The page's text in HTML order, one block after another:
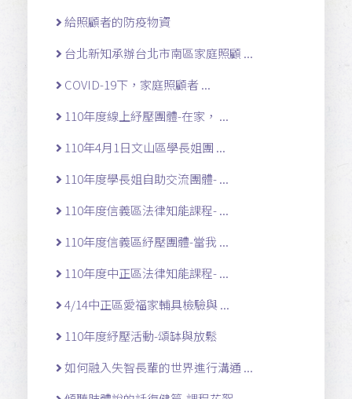
給照顧者的防疫物資
台北新知承辦台北市南區家庭照顧 ...
COVID-19下，家庭照顧者 ...
110年度線上紓壓團體-在家， ...
110年4月1日文山區學長姐團 ...
110年度學長姐自助交流團體- ...
110年度信義區法律知能課程- ...
110年度信義區紓壓團體-當我 ...
110年度中正區法律知能課程- ...
4/14中正區愛福家輔具檢驗與 ...
110年度紓壓活動-頌缽與放鬆
如何融入失智長輩的世界進行溝通 ...